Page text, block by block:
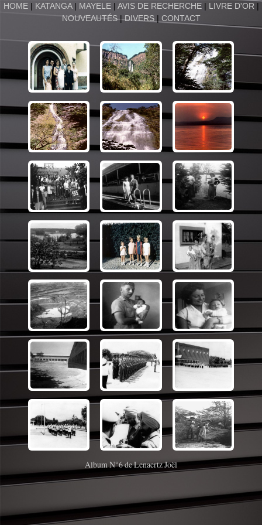
HOME | KATANGA| MAYELE| AVIS DE RECHERCHE| LIVRE D'OR |
NOUVEAUTÉS|DIVERS| CONTACT
Album N°6 de Lenaertz Joël